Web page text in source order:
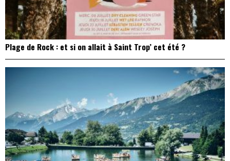
Plage de Rock : et si on allait à Saint Trop’ cet été ?